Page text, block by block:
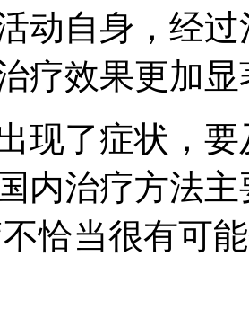
动自身，经
疗效果更加显
了症状，要
内治疗方法
恰当很有可